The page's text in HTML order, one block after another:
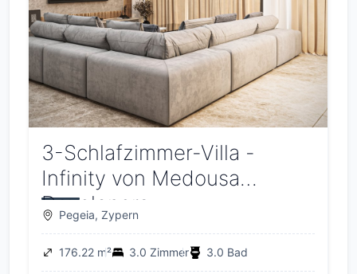
3-Schlafzimmer-Villa -
Infinity von Medousa
Developers
Pegeia, Zypern
176.22 m² 3.0 Zimmer 3.0 Bad